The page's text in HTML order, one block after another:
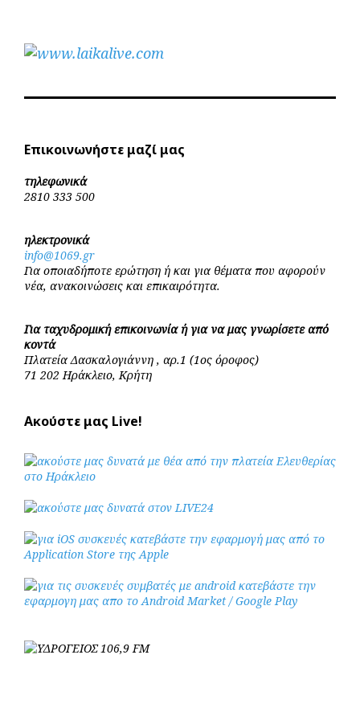
Επικοινωνήστε μαζί μας
τηλεφωνικά
2810 333 500
ηλεκτρονικά
info@1069.gr
Για οποιαδήποτε ερώτηση ή και για θέματα που αφορούν
νέα, ανακοινώσεις και επικαιρότητα.
Για ταχυδρομική επικοινωνία ή για να μας γνωρίσετε από
κοντά
Πλατεία Δασκαλογιάννη , αρ.1 (1ος όροφος)
71 202 Ηράκλειο, Κρήτη
Ακούστε μας Live!